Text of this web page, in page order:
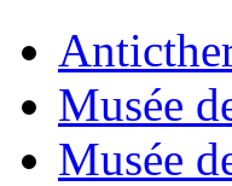
Musée
Musée